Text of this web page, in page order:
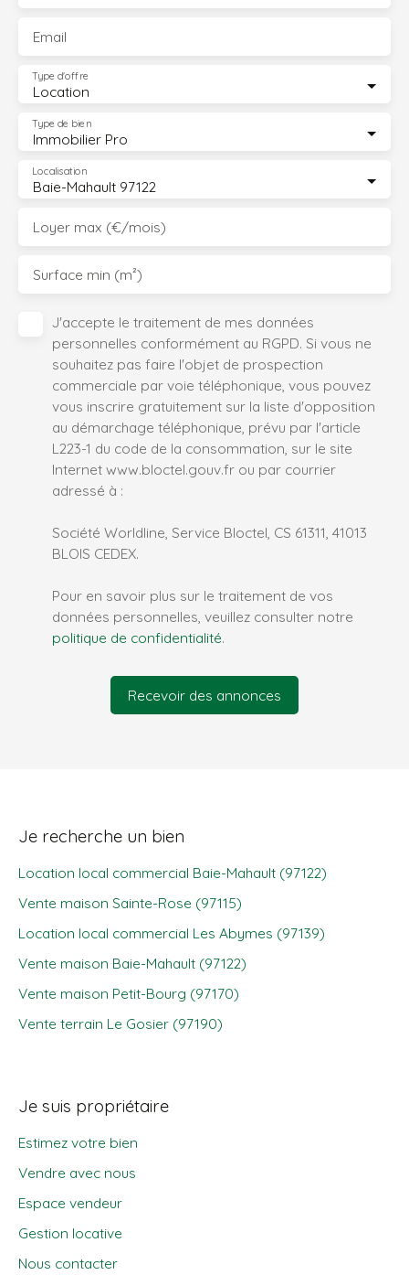
Email
Location
Type d'offre
Immobilier Pro
Type de bien
Baie-Mahault 97122
Localisation
Loyer max (€/mois)
Surface min (m²)
J'accepte le traitement de mes données
personnelles conformément au RGPD. Si vous ne
souhaitez pas faire l'objet de prospection
commerciale par voie téléphonique, vous pouvez
vous inscrire gratuitement sur la liste d'opposition
au démarchage téléphonique, prévu par l'article
L223-1 du code de la consommation, sur le site
Internet www.bloctel.gouv.fr ou par courrier
adressé à :
Société Worldline, Service Bloctel, CS 61311, 41013
BLOIS CEDEX.
Pour en savoir plus sur le traitement de vos
données personnelles, veuillez consulter notre
politique de confidentialité.
Recevoir des annonces
Je recherche un bien
Location local commercial Baie-Mahault (97122)
Vente maison Sainte-Rose (97115)
Location local commercial Les Abymes (97139)
Vente maison Baie-Mahault (97122)
Vente maison Petit-Bourg (97170)
Vente terrain Le Gosier (97190)
Je suis propriétaire
Estimez votre bien
Vendre avec nous
Espace vendeur
Gestion locative
Nous contacter